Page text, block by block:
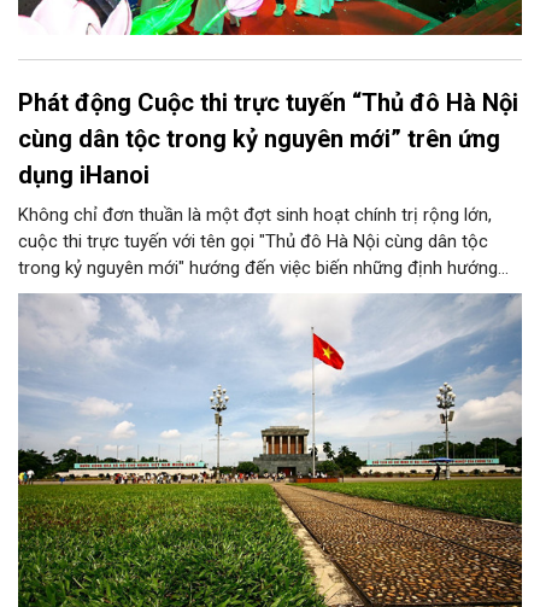
Phát động Cuộc thi trực tuyến “Thủ đô Hà Nội
cùng dân tộc trong kỷ nguyên mới” trên ứng
dụng iHanoi
Không chỉ đơn thuần là một đợt sinh hoạt chính trị rộng lớn,
cuộc thi trực tuyến với tên gọi "Thủ đô Hà Nội cùng dân tộc
trong kỷ nguyên mới" hướng đến việc biến những định hướng
chiến lược trong Nghị quyết số 02-NQ/TW của Bộ Chính trị
thành niềm tin, thành nhận thức chung của mỗi người dân.